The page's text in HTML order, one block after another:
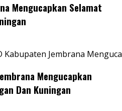
Mengucapkan Selamat
Kabupaten Jembrana
Mengucapkan
Dan Kuningan